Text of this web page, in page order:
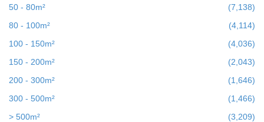
50 - 80m²
(7,138)
80 - 100m²
(4,114)
100 - 150m²
(4,036)
150 - 200m²
(2,043)
200 - 300m²
(1,646)
300 - 500m²
(1,466)
> 500m²
(3,209)